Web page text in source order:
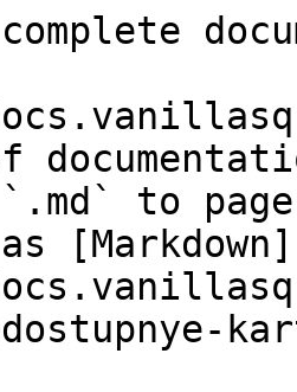
`.md` to
[Markdown]